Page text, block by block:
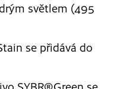
světlem (495
se přidává do